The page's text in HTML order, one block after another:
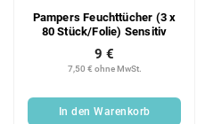
Pampers Feuchttücher (3 x
80 Stück/Folie) Sensitiv
7,50 € ohne MwSt.
9 €
In den Warenkorb